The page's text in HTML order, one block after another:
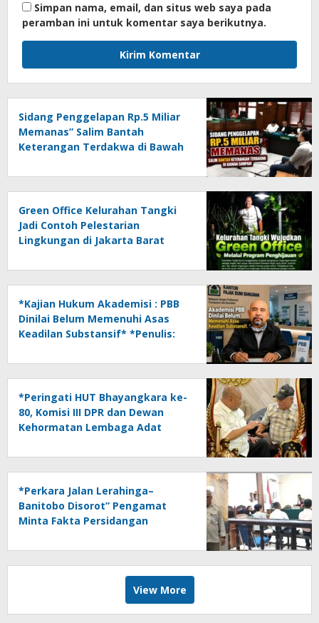
Simpan nama, email, dan situs web saya pada
peramban ini untuk komentar saya berikutnya.
Sidang Penggelapan Rp.5 Miliar
Memanas” Salim Bantah
Keterangan Terdakwa di Bawah
Green Office Kelurahan Tangki
Jadi Contoh Pelestarian
Lingkungan di Jakarta Barat
*Kajian Hukum Akademisi : PBB
Dinilai Belum Memenuhi Asas
Keadilan Substansif* *Penulis:
*Peringati HUT Bhayangkara ke-
80, Komisi III DPR dan Dewan
Kehormatan Lembaga Adat
Polri*
*Perkara Jalan Lerahinga–
Banitobo Disorot” Pengamat
Minta Fakta Persidangan
View More